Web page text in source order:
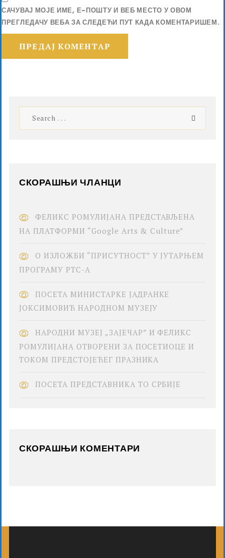
САЧУВАЈ МОЈЕ ИМЕ, Е-ПОШТУ И ВЕБ МЕСТО У ОВОМ
ПРЕГЛЕДАЧУ ВЕБА ЗА СЛЕДЕЋИ ПУТ КАДА КОМЕНТАРИШЕМ.
СКОРАШЊИ ЧЛАНЦИ
ФЕЛИКС РОМУЛИЈАНА ПРЕДСТАВЉЕНА
НА ПЛАТФОРМИ “Google Arts & Culture”
О ИЗЛОЖБИ “ПРИСУТНОСТ” У ЈУТАРЊЕМ
ПРОГРАМУ РТС-А
ПОСЕТА МИНИСТАРКЕ ЈАДРАНКЕ
ЈОКСИМОВИЋ НАРОДНОМ МУЗЕЈУ
НАРОДНИ МУЗЕЈ „ЗАЈЕЧАР” И ФЕЛИКС
РОМУЛИЈАНА ОТВОРЕНИ ЗА ПОСЕТИОЦЕ И
ТОКОМ ПРЕДСТОЈЕЋЕГ ПРАЗНИКА
ПОСЕТА ПРЕДСТАВНИКА ТО СРБИЈЕ
СКОРАШЊИ КОМЕНТАРИ